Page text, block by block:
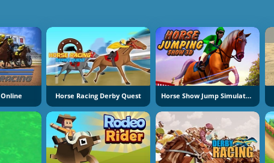
Horse Racing Derby Quest Horse Show Jump Simulator 3D